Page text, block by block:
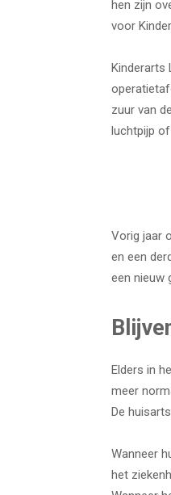
hen zijn
voor
Kinderarts
zuur van
luchtpijp
Vorig jaar
en een
een nieuw
Elders in
meer
De
Wanneer
het